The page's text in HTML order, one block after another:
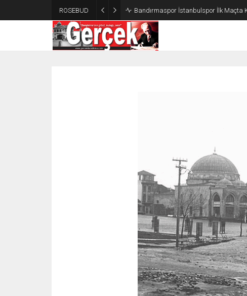
ROSEBUD Bandırmaspor İstanbulspor İlk Maçta